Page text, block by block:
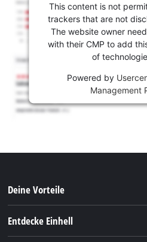
This content is not
trackers that are not
The website owner
with their CMP to add
of
Powered by
Management
Deine Vorteile
Entdecke Einhell